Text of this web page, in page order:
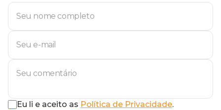
Eu li e aceito as Política de Privacidade.